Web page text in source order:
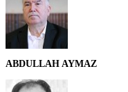
ABDULLAH AYMAZ